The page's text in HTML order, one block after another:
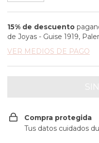
15% de descuento
de Joyas - Guise 1919,
VER MEDIOS DE PAGO
Compra protegida
Tus datos cuidados